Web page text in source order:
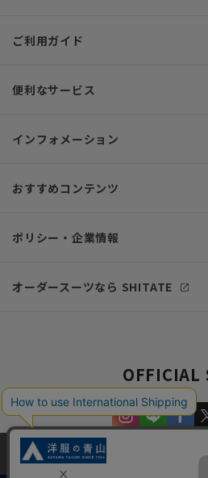
ご利用ガイド
便利なサービス
インフォメーション
おすすめコンテンツ
ポリシー・企業情報
オーダースーツなら SHITATE
OFFICIAL